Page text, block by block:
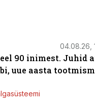
04.08.26,
90 inimest. Juhid
uue aasta